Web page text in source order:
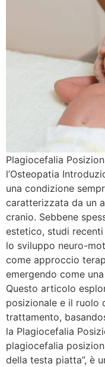
Plagiocefalia
l’Osteopatia
una condizione
caratterizzata da un
cranio. Sebbene
estetico, studi
lo sviluppo neuro-
come approccio
emergendo come
Questo articolo
posizionale e il ruolo
trattamento,
la Plagiocefalia
plagiocefalia
della testa piatta”, è